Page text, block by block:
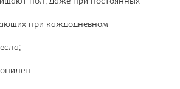
при каждодневном